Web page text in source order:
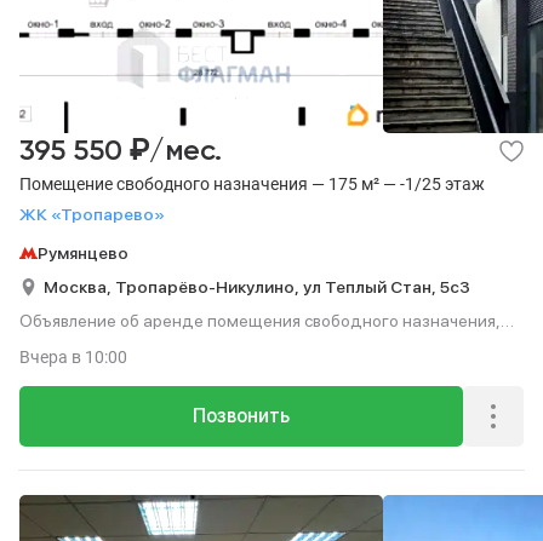
Помещение свободного назначения — 175 м² — -1/25 этаж
ЖК «Тропарево»
395 550 ₽/мес.
Румянцево
Москва, Тропарёво-Никулино, ул Теплый Стан, 5с3
Объявление об аренде помещения свободного назначения,
Позвонить
Вчера в 10:00